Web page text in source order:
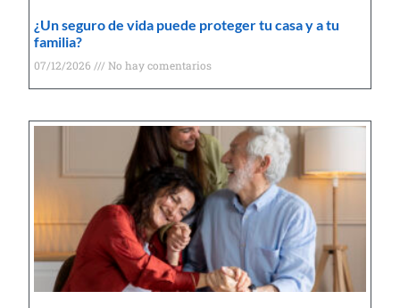
¿Un seguro de vida puede proteger tu casa y a tu
familia?
07/12/2026 No hay comentarios